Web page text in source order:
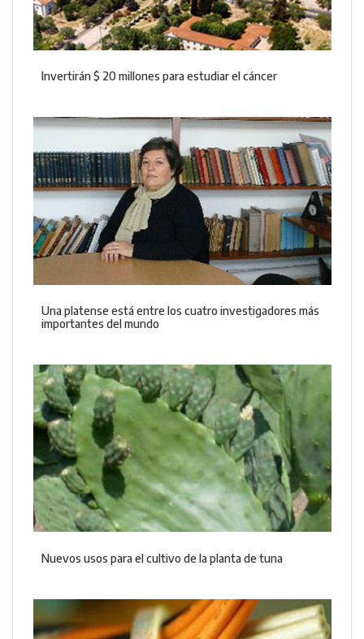
Invertirán $ 20 millones para estudiar el cáncer
Una platense está entre los cuatro investigadores más
importantes del mundo
Nuevos usos para el cultivo de la planta de tuna